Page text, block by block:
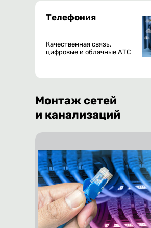
Телефония
Качественная связь,
цифровые и облачные АТС
Монтаж сетей
и канализаций